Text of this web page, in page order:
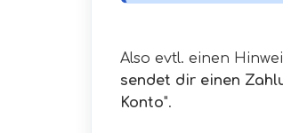
Also evtl. einen
sendet dir einen
Konto".